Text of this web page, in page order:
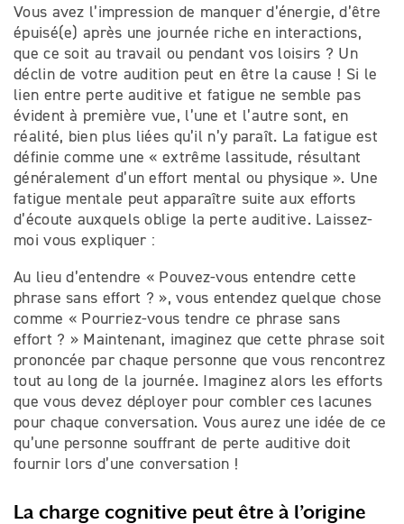
Vous avez l’impression de manquer d’énergie, d’être
épuisé(e) après une journée riche en interactions,
que ce soit au travail ou pendant vos loisirs ? Un
déclin de votre audition peut en être la cause ! Si le
lien entre perte auditive et fatigue ne semble pas
évident à première vue, l’une et l’autre sont, en
réalité, bien plus liées qu’il n’y paraît. La fatigue est
définie comme une « extrême lassitude, résultant
généralement d’un effort mental ou physique ». Une
fatigue mentale peut apparaître suite aux efforts
d’écoute auxquels oblige la perte auditive. Laissez-
moi vous expliquer :
Au lieu d’entendre « Pouvez-vous entendre cette
phrase sans effort ? », vous entendez quelque chose
comme « Pourriez-vous tendre ce phrase sans
effort ? » Maintenant, imaginez que cette phrase soit
prononcée par chaque personne que vous rencontrez
tout au long de la journée. Imaginez alors les efforts
que vous devez déployer pour combler ces lacunes
pour chaque conversation. Vous aurez une idée de ce
qu’une personne souffrant de perte auditive doit
fournir lors d’une conversation !
La charge cognitive peut être à l’origine